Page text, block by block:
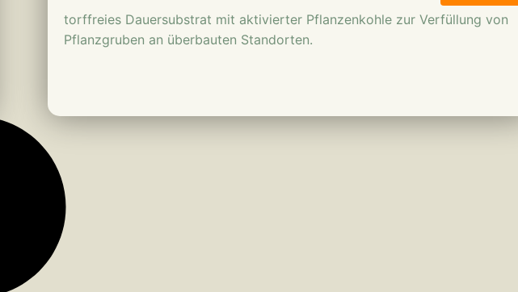
torffreies Dauersubstrat mit aktivierter Pflanzenkohle zur Verfüllung von
Pflanzgruben an überbauten Standorten.